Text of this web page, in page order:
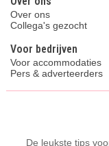
Over ons
Collega's gezocht
Voor bedrijven
Voor accommodaties
Pers & adverteerders
De leukste tips